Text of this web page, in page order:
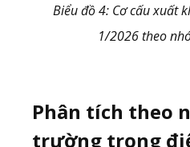
Biểu đồ 4: Cơ cấu xuất
1/2026 theo
Phân tích theo
trường trọng